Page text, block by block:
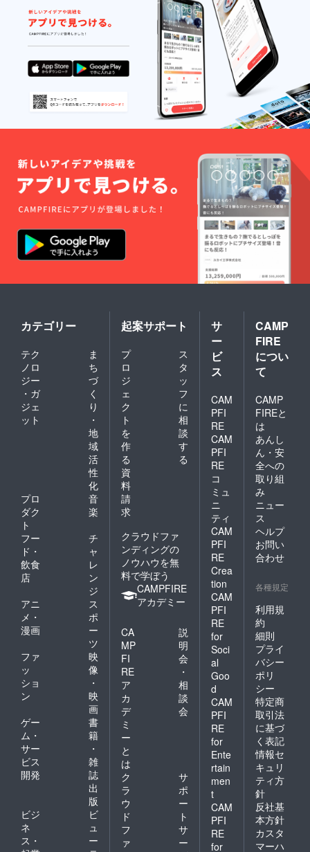
カテゴリー
テク
ノロ
ジー
・ガ
ジェ
ット
ま
ち
づ
く
り
・
地
域
活
性
化
プロ
ダク
ト
音
楽
フー
ド・
飲食
店
チ
ャ
レ
ン
ジ
アニ
メ・
漫画
ス
ポ
ー
ツ
ファ
ッ
ショ
ン
映
像
・
映
画
ゲー
ム・
サー
ビス
開発
書
籍
・
雑
誌
出
版
ビジ
ネ
ス・
ビ
ュ
ー
起案サポート
プ
ロ
ジ
ェ
ク
ト
を
作
る
ス
タ
ッ
フ
に
相
談
す
る
資
料
請
求
クラウドファ
ンディングの
ノウハウを無
料で学ぼう
CAMPFIRE
アカデミー
CA
MP
FI
RE
ア
カ
デ
ミ
ー
と
は
説
明
会
・
相
談
会
ク
ラ
ウ
ド
フ
ァ
サ
ポ
ー
ト
サ
ー
サ
ー
ビ
ス
CAM
PFI
RE
CAM
PFI
RE
コ
ミュ
ニ
ティ
CAM
PFI
RE
Crea
tion
CAM
PFI
RE
for
Soci
al
Goo
d
CAM
PFI
RE
for
Ente
rtain
men
t
CAM
PFI
RE
for
CAMP
FIRE
につい
て
CAMP
FIREと
は
あんし
ん・安
全への
取り組
み
ニュー
ス
ヘルプ
お問い
合わせ
各種規定
利用規
約
細則
プライ
バシー
ポリ
シー
特定商
取引法
に基づ
く表記
情報セ
キュリ
ティ方
針
反社基
本方針
カスタ
マーハ